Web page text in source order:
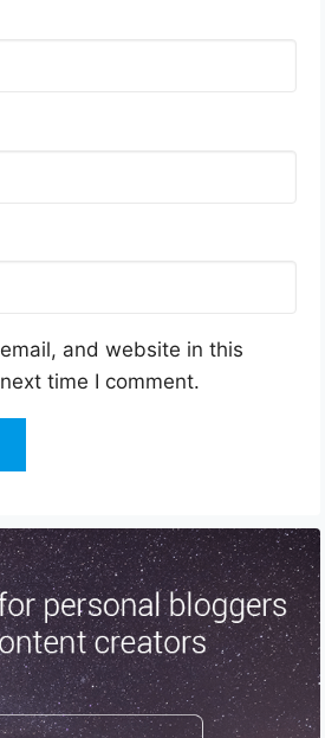
and website in this
time I comment.